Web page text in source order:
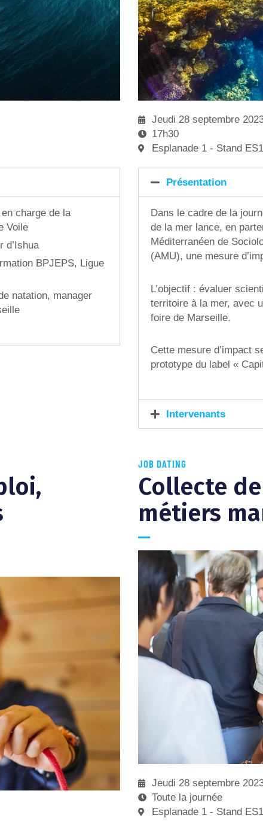
charge de la
Voile
d’Ishua
BPJEPS, Ligue
natation, manager
Jeudi 28 septembre
17h30
Esplanade 1 - Stand
Présentation
Dans le cadre de la
de la mer lance, en
Méditerranéen de
(AMU), une mesure
L’objectif : évaluer
territoire à la mer, avec
foire de Marseille.
Cette mesure d’impact
prototype du label «
Intervenants
JOB DATING
Collecte
métiers
Jeudi 28 septembre
Toute la journée
Esplanade 1 - Stand